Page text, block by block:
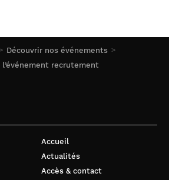
Découvrir nos événements
l’événement recrutement
Accueil
Actualités
Accès & contact